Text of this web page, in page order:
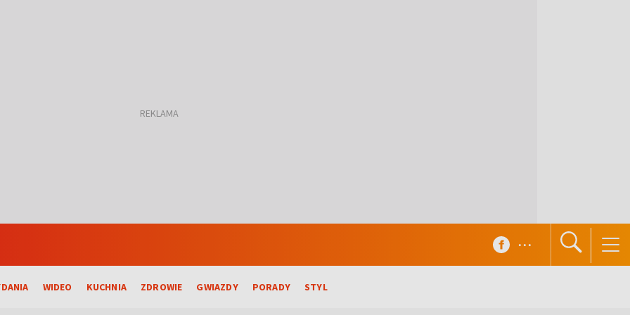
WIDEO KUCHNIA ZDROWIE GWIAZDY PORADY STYL
...